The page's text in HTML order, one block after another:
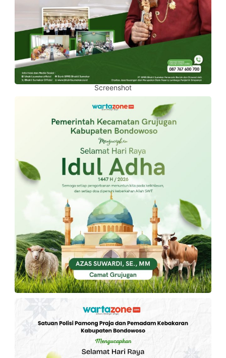
Screenshot